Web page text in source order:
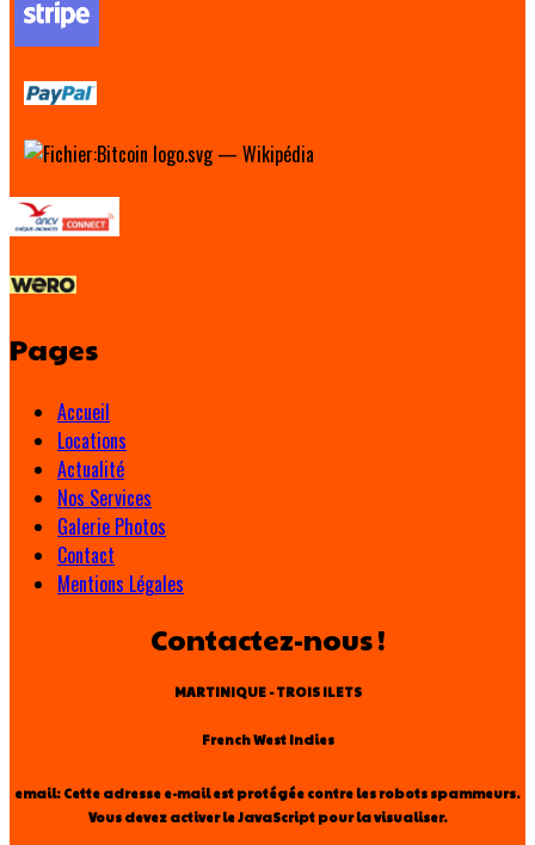
Pages
Accueil
Locations
Actualité
Nos Services
Galerie Photos
Contact
Mentions Légales
Contactez-nous !
MARTINIQUE - TROIS ILETS
French West Indies
email: Cette adresse e-mail est protégée contre les robots spammeurs.
Vous devez activer le JavaScript pour la visualiser.